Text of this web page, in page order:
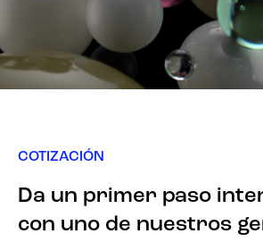
COTIZACIÓN
Da un primer paso
con uno de nuestros